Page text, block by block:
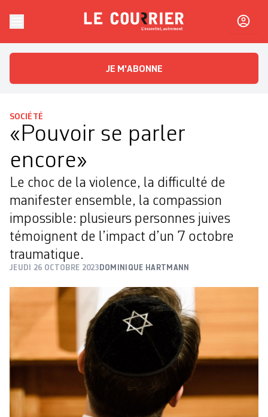
Le CourrierL'essentiel, autrement
JE M'ABONNE
SOCIÉTÉ
«Pouvoir se parler
encore»
Le choc de la violence, la difficulté de
manifester ensemble, la compassion
impossible: plusieurs personnes juives
témoignent de l’impact d’un 7 octobre
traumatique.
JEUDI 26 OCTOBRE 2023 DOMINIQUE HARTMANN